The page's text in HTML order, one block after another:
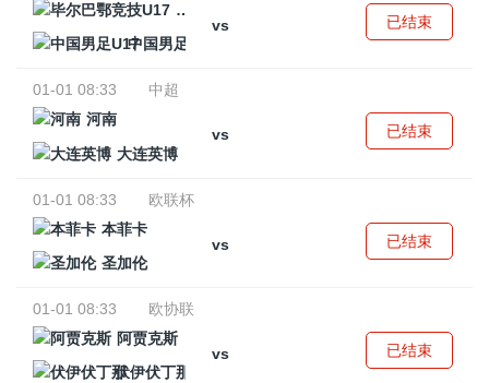
毕尔巴鄂竞技U17
vs
中国男足U17
已结束
01-01 08:33
中超
河南
vs
大连英博
已结束
01-01 08:33
欧联杯
本菲卡
vs
圣加伦
已结束
01-01 08:33
欧协联
阿贾克斯
vs
伏伊伏丁那
已结束